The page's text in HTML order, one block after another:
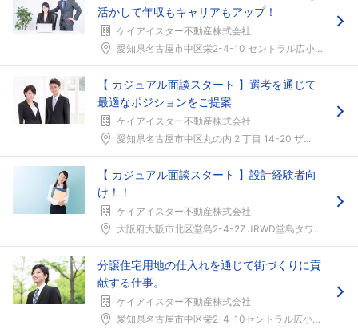
活かして年収もキャリアもアップ！
ケイアイスター不動産株式会社
愛知県名古屋市中区栄2-4-10 セントラル広小路...
【 カジュアル面談スタート 】選考を通じて
最適なポジションをご提案
ケイアイスター不動産株式会社
愛知県名古屋市中区丸の内 2 丁目 14-20 ザ...
【 カジュアル面談スタート 】設計経験者向
け！！
ケイアイスター不動産株式会社
大阪府大阪市北区堂島2-4-27 JRWD堂島タワ...
分譲住宅用地の仕入れを通じて街づくりに貢
献する仕事。
ケイアイスター不動産株式会社
愛知県名古屋市中区栄2-4-10セントラル広小路ビ...